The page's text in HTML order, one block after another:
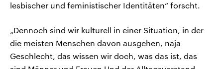
lesbischer und feministischer Identitäten“ forscht.
„Dennoch sind wir kulturell in einer Situation, in der
die meisten Menschen davon ausgehen, naja
Geschlecht, das wissen wir doch, was das ist, das